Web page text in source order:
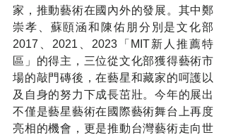
家，推動藝術在國內外的發展。其中鄭
崇孝、蘇頤涵和陳佑朋分別是文化部
2017、2021、2023「MIT新人推薦特
區」的得主，三位從文化部獲得藝術市
場的敲門磚後，在藝星和藏家的呵護以
及自身的努力下成長茁壯。今年的展出
不僅是藝星藝術在國際藝術舞台上再度
亮相的機會，更是推動台灣藝術走向世